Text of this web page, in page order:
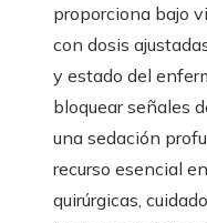
proporciona bajo
con dosis
y estado del
bloquear señales
una sedación
recurso esencial
quirúrgicas,